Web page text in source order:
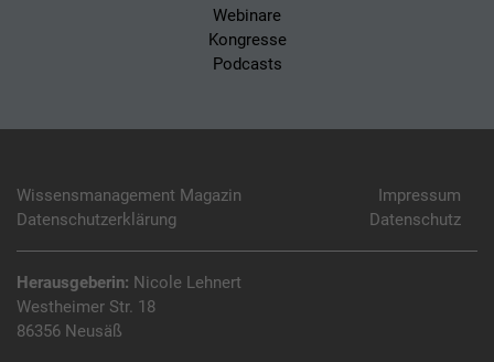
Webinare
Kongresse
Podcasts
Wissensmanagement Magazin
Impressum
Datenschutzerklärung
Datenschutz
Herausgeberin: Nicole Lehnert
Westheimer Str. 18
86356 Neusäß